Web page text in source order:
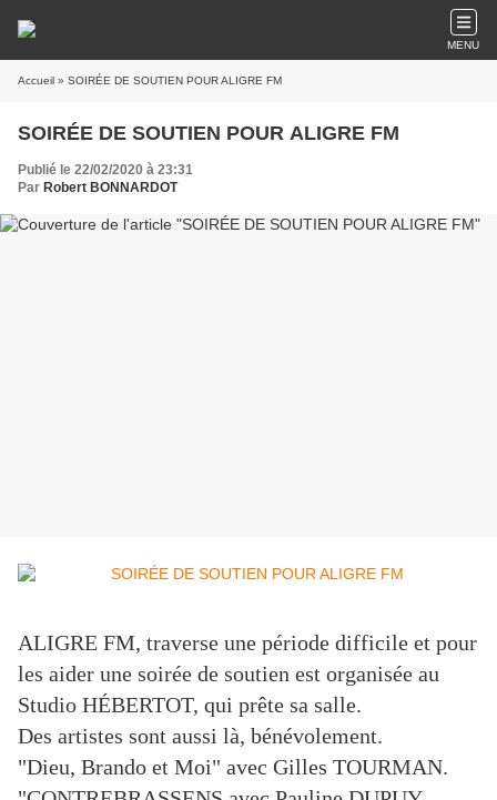
MENU
Accueil » SOIRÉE DE SOUTIEN POUR ALIGRE FM
SOIRÉE DE SOUTIEN POUR ALIGRE FM
Publié le 22/02/2020 à 23:31
Par Robert BONNARDOT
ALIGRE FM, traverse une période difficile et pour
les aider une soirée de soutien est organisée au
Studio HÉBERTOT, qui prête sa salle.
Des artistes sont aussi là, bénévolement.
"Dieu, Brando et Moi" avec Gilles TOURMAN.